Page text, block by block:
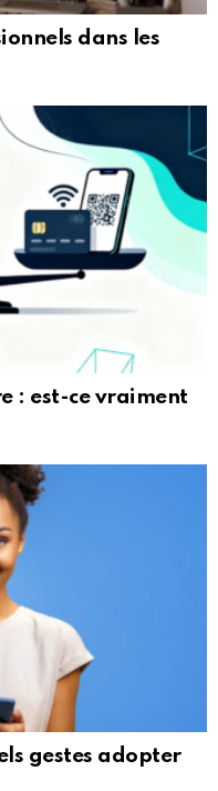
dans les
: est-ce vraiment
gestes adopter